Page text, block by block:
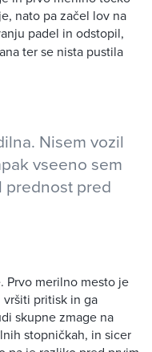
nato pa začel lov na
padel in odstopil,
ter se nista pustila
Nisem vozil
vseeno sem
prednost pred
Prvo merilno mesto je
vršiti pritisk in ga
skupne zmage na
stopničkah, in sicer